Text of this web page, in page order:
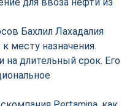
Бахлил Лахадалия
месту назначения.
длительный срок. Его